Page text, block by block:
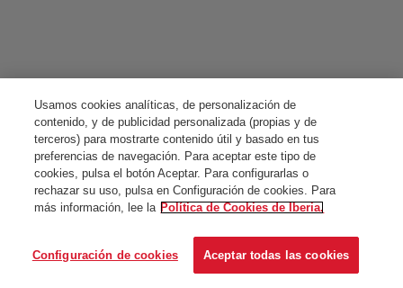
Usamos cookies analíticas, de personalización de
contenido, y de publicidad personalizada (propias y de
terceros) para mostrarte contenido útil y basado en tus
preferencias de navegación. Para aceptar este tipo de
cookies, pulsa el botón Aceptar. Para configurarlas o
rechazar su uso, pulsa en Configuración de cookies. Para
más información, lee la Política de Cookies de Iberia.
Configuración de cookies Aceptar todas las cookies